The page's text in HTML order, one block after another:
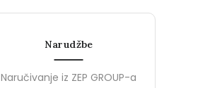
Narudžbe
Naručivanje iz ZEP GROUP-a